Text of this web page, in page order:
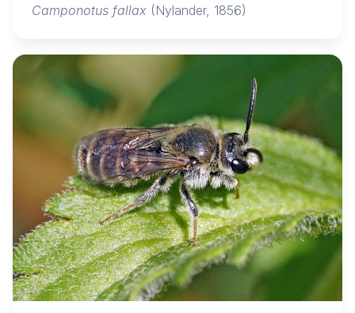
Camponotus fallax (Nylander, 1856)